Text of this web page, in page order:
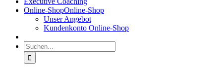
Online-ShopOnline-Shop
Unser Angebot
Kundenkonto Online-Shop
Suche
nach: